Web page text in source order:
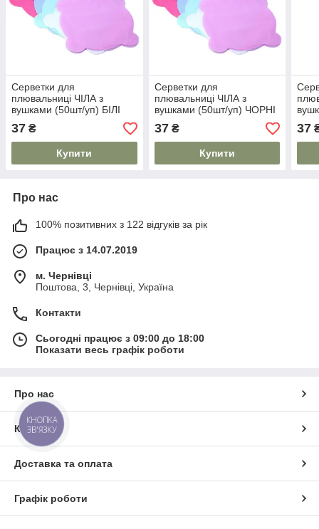
Серветки для
плювальниці ЧІЛА з
вушками (50шт/уп) БІЛІ
37 ₴
Купити
Серветки для
плювальниці ЧІЛА з
вушками (50шт/уп) ЧОРНІ
37₴
Купити
37
Про нас
100% позитивних з 122 відгуків за рік
Працює з 14.07.2019
м. Чернівці
Поштова, 3, Чернівці, Україна
Контакти
Сьогодні працює з 09:00 до 18:00
Показати весь графік роботи
Про нас
Контакти
Доставка та оплата
Графік роботи
КНОПКА
ЗВ'ЯЗКУ